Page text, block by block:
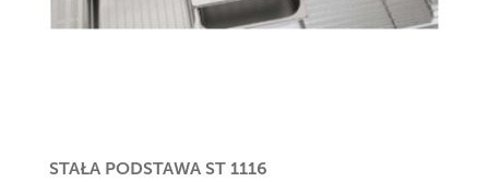
STAŁA PODSTAWA ST 1116